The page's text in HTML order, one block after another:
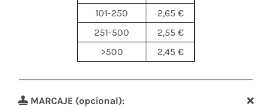
101-250
2,65 €
251-500
2,55 €
>500
2,45 €
MARCAJE (opcional):